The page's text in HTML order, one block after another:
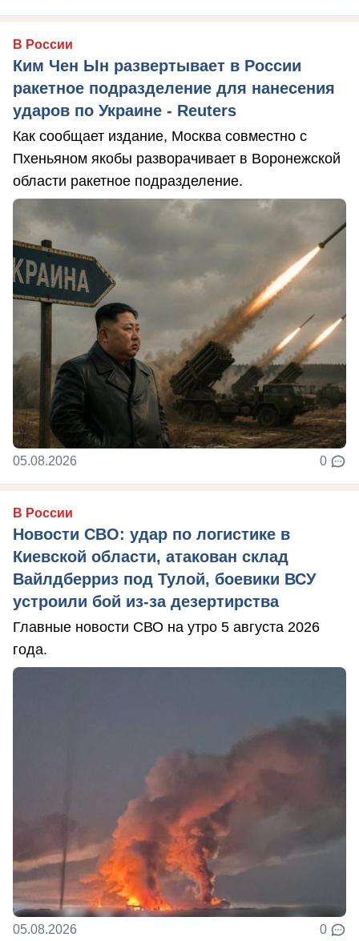
В России
Ким Чен Ын развертывает в России
ракетное подразделение для нанесения
ударов по Украине - Reuters
Как сообщает издание, Москва совместно с
Пхеньяном якобы разворачивает в Воронежской
области ракетное подразделение.
05.08.2026 0
В России
Новости СВО: удар по логистике в
Киевской области, атакован склад
Вайлдберриз под Тулой, боевики ВСУ
устроили бой из-за дезертирства
Главные новости СВО на утро 5 августа 2026
года.
05.08.2026 0